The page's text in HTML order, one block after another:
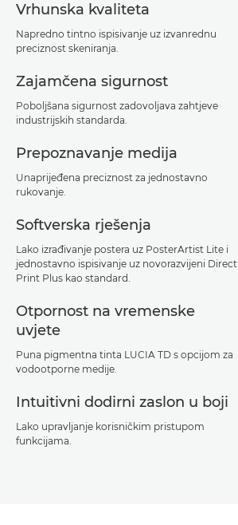
Vrhunska kvaliteta
Napredno tintno ispisivanje uz izvanrednu
preciznost skeniranja.
Zajamčena sigurnost
Poboljšana sigurnost zadovoljava zahtjeve
industrijskih standarda.
Prepoznavanje medija
Unaprijeđena preciznost za jednostavno
rukovanje.
Softverska rješenja
Lako izrađivanje postera uz PosterArtist Lite i
jednostavno ispisivanje uz novorazvijeni Direct
Print Plus kao standard.
Otpornost na vremenske
uvjete
Puna pigmentna tinta LUCIA TD s opcijom za
vodootporne medije.
Intuitivni dodirni zaslon u boji
Lako upravljanje korisničkim pristupom
funkcijama.